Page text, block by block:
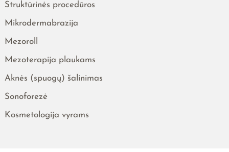
Struktūrinės procedūros
Mikrodermabrazija
Mezoroll
Mezoterapija plaukams
Aknės (spuogų) šalinimas
Sonoforezė
Kosmetologija vyrams